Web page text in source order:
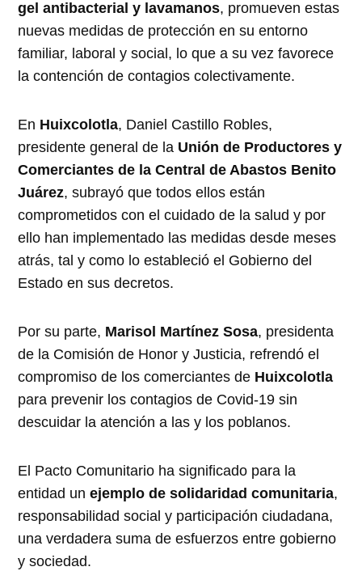
gel antibacterial y lavamanos, promueven estas
nuevas medidas de protección en su entorno
familiar, laboral y social, lo que a su vez favorece
la contención de contagios colectivamente.
En Huixcolotla, Daniel Castillo Robles,
presidente general de la Unión de Productores y
Comerciantes de la Central de Abastos Benito
Juárez, subrayó que todos ellos están
comprometidos con el cuidado de la salud y por
ello han implementado las medidas desde meses
atrás, tal y como lo estableció el Gobierno del
Estado en sus decretos.
Por su parte, Marisol Martínez Sosa, presidenta
de la Comisión de Honor y Justicia, refrendó el
compromiso de los comerciantes de Huixcolotla
para prevenir los contagios de Covid-19 sin
descuidar la atención a las y los poblanos.
El Pacto Comunitario ha significado para la
entidad unejemplo de solidaridad comunitaria,
responsabilidad social y participación ciudadana,
una verdadera suma de esfuerzos entre gobierno
y sociedad.